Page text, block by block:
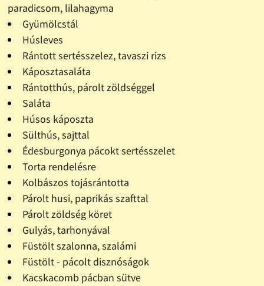
paradicsom, lilahagyma
Gyümölcstál
Húsleves
Rántott sertésszelez, tavaszi rizs
Káposztasaláta
Rántotthús, párolt zöldséggel
Saláta
Húsos káposzta
Sülthús, sajttal
Édesburgonya pácokt sertésszelet
Torta rendelésre
Kolbászos tojásrántotta
Párolt husi, paprikás szafttal
Párolt zöldség köret
Gulyás, tarhonyával
Füstölt szalonna, szalámi
Füstölt - pácolt disznóságok
Kacskacomb pácban sütve